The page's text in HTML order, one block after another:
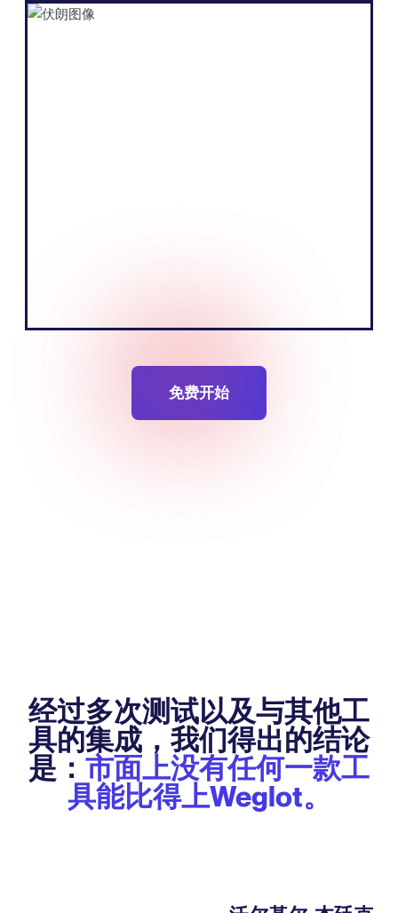
免费开始
经过多次测试以及与其他工
具的集成，我们得出的结论
是： 市面上没有任何一款工
具能比得上Weglot。